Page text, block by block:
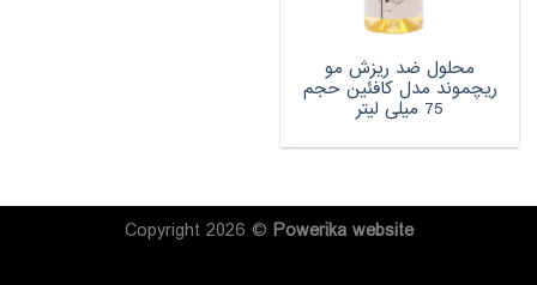
محلول ضد ریزش مو
ریچموند مدل کافئین حجم
75 میلی لیتر
Copyright 2026 © Powerikawebsite